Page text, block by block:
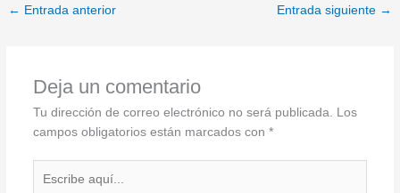
← Entrada anterior Entrada siguiente →
Deja un comentario
Tu dirección de correo electrónico no será publicada.
Los
campos obligatorios están marcados con *